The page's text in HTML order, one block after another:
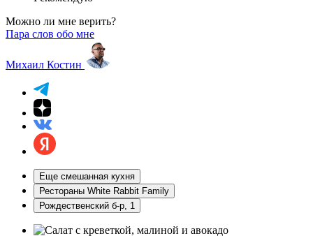
Можно ли мне верить?
Пара слов обо мне
Михаил Костин
Еще смешанная кухня
Рестораны White Rabbit Family
Рождественский б-р, 1